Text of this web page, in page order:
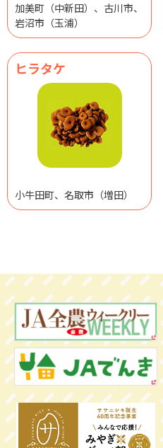
加美町（中新田）、古川市、
岩沼市（玉浦）
ヒラタケ
小牛田町、名取市（増田）